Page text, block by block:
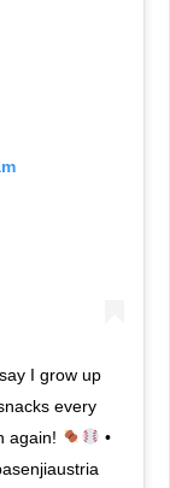
I grow up
every
again!
•